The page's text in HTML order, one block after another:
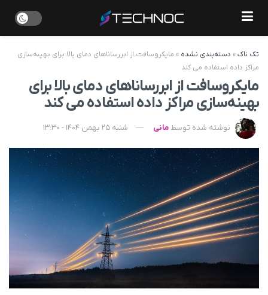
تک ناک» دسته‌بندی نشده » مایکروسافت از ابررساناهای دمای بالا برای بهینه‌سازی
مراکز داده استفاده می‌ کند
مایکروسافت از ابررساناهای دمای بالا برای
بهینه‌سازی مراکز داده استفاده می‌ کند
نوشته شده توسط مانی شنبه 25 بهمن 1404 - 13:30